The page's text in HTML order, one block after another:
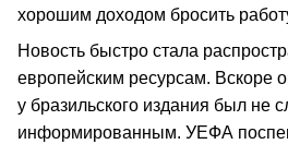
хорошим доходом бросить
Новость быстро стала
европейским ресурсам. Вскоре
у бразильского издания был не
информированным. УЕФА